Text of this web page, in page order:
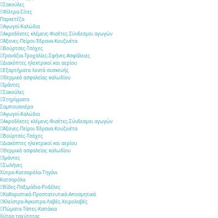
Σακούλες
Φίλτρα-Σίτες
Παρκετέζα
Αγωγοί-Καλώδια
Ακροδέκτες κλέμενς-Φισέτες-Σύνδεσμοι αγωγών
Άξονες-Πείροι-Έδρανα-Κουζινέτα
Βούρτσες-Τσόχες
Γρανάζια-Τροχαλίες-Σφήνες-Ασφάλειες
Διακόπτες ηλεκτρικοί και αερίου
Εξαρτήματα λοιπά συσκευής
Θερμικά ασφαλείας καλωδίου
Ιμάντες
Σακούλες
Στηρίγματα
Σαμπουανιέρα
Αγωγοί-Καλώδια
Ακροδέκτες κλέμενς-Φισέτες-Σύνδεσμοι αγωγών
Άξονες-Πείροι-Έδρανα-Κουζινέτα
Βούρτσες-Τσόχες
Διακόπτες ηλεκτρικοί και αερίου
Θερμικά ασφαλείας καλωδίου
Ιμάντες
Σωλήνες
Χύτρα-Κατσαρόλα-Τηγάνι
Κατσαρόλα
Βίδες-Παξιμάδια-Ροδέλες
Καθαριστικά-Προστατευτικά-Αποσμητικά
Κλείστρα-Άγκιστρα-Λαβές-Χειρολαβές
Πώματα-Τάπες-Καπάκια
Χύτρα ταχύτητας